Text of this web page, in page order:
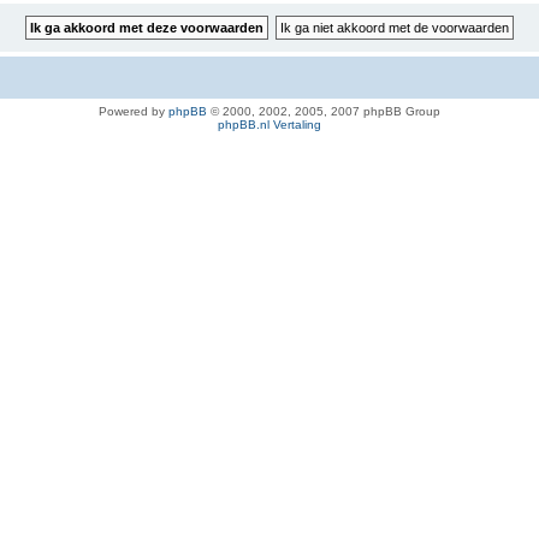
Powered by phpBB © 2000, 2002, 2005, 2007 phpBB Group
phpBB.nl Vertaling